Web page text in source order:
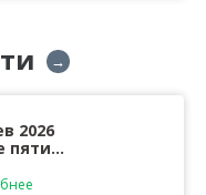
→
2026
пяти
были
за